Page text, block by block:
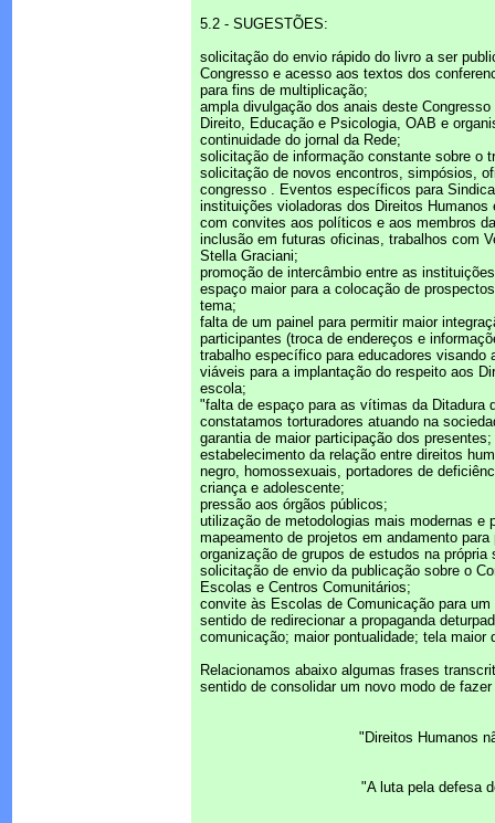
5.2 - SUGESTÕES:
solicitação do envio rápido do livro a ser
Congresso e acesso aos textos dos
para fins de multiplicação;
ampla divulgação dos anais deste
Direito, Educação e Psicologia, OAB e
continuidade do jornal da Rede;
solicitação de informação constante sobre o
solicitação de novos encontros, simpósios,
congresso . Eventos específicos para
instituições violadoras dos Direitos Humanos
com convites aos políticos e aos membros
inclusão em futuras oficinas, trabalhos com
Stella Graciani;
promoção de intercâmbio entre as
espaço maior para a colocação de
tema;
falta de um painel para permitir maior
participantes (troca de endereços e
trabalho específico para educadores visando
viáveis para a implantação do respeito aos
escola;
"falta de espaço para as vítimas da Ditadura
constatamos torturadores atuando na
garantia de maior participação dos presentes;
estabelecimento da relação entre direitos
negro, homossexuais, portadores de
criança e adolescente;
pressão aos órgãos públicos;
utilização de metodologias mais modernas e
mapeamento de projetos em andamento
organização de grupos de estudos na própria
solicitação de envio da publicação sobre o
Escolas e Centros Comunitários;
convite às Escolas de Comunicação para um
sentido de redirecionar a propaganda
comunicação; maior pontualidade; tela maior
Relacionamos abaixo algumas frases
sentido de consolidar um novo modo de
"Direitos Humanos
"A luta pela defesa